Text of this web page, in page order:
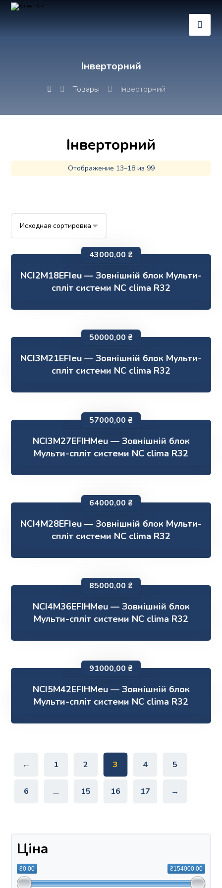
Інверторний
Товары Інверторний
Інверторний
Отображение 13–18 из 99
NCI2M18EFIeu — Зовнішній блок Мульти-
спліт системи NC clima R32
43000,00 ₴
NCI3M21EFIeu — Зовнішній блок Мульти-
спліт системи NC clima R32
50000,00 ₴
NCI3M27EFIHMeu — Зовнішній блок
Мульти-спліт системи NC clima R32
57000,00 ₴
NCI4M28EFIeu — Зовнішній блок Мульти-
спліт системи NC clima R32
64000,00 ₴
NCI4M36EFIHMeu — Зовнішній блок
Мульти-спліт системи NC clima R32
85000,00 ₴
NCI5M42EFIHMeu — Зовнішній блок
Мульти-спліт системи NC clima R32
91000,00 ₴
← 1 2 3 4 5
6 … 15 16 17 →
Ціна
₴0.00 ₴154000.00